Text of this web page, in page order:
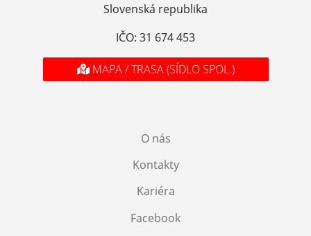
Slovenská republika
IČO: 31 674 453
MAPA / TRASA (SÍDLO SPOL.)
O nás
Kontakty
Kariéra
Facebook